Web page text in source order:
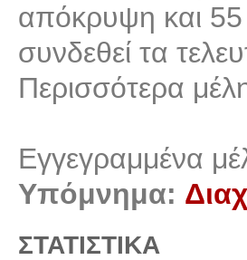
απόκρυψη και 55
συνδεθεί τα
Περισσότερα
Εγγεγραμμένα
Υπόμνημα:
ΣΤΑΤΙΣΤΙΚΆ